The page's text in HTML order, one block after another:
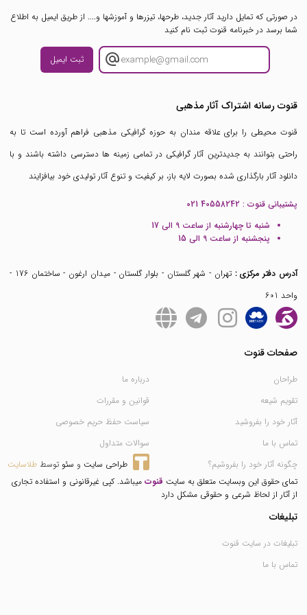
در صورتی که تمایل دارید آثار جدید، طرحها، تیزرها و آموزشها و.... از طریق ایمیل به اطلاع
شما برسد در خبرنامه قنوت ثبت نام کنید
ثبت ایمیل
قنوت رسانه اشتراک آثار مذهبی
قنوت محیطی را برای علاقه مندان به حوزه گرافیکی مذهبی فراهم آورده است تا به
راحتی بتوانند به جدیدترین آثار گرافیکی در تمامی زمینه ها دسترسی داشته باشند و با
دانلود آثار بارگذاری شده بصورت لایه باز، بر کیفیت و تنوع آثار تولیدی خود بیافزایند
پشتیبانی قنوت : 021 40558242
شنبه تا چهارشنبه از ساعت 9 الی 17
پنجشنبه از ساعت 9 الی 15
آدرس دفتر مرکزی :
تهران - شهر گلستان - بلوار گلستان - میدان ارغون - ساختمان 176 -
واحد 601
صفحات قنوت
طراحان
تقویم شیعه
آثار خود را بفروشید
تماس با ما
چگونه آثار خود را بفروشیم؟
درباره ما
قوانین و مقررات
سیاست حفظ حریم خصوصی
سوالات متداول
طراحی سایت و سئو توسط طلاسایت
تمای حقوق این وبسایت متعلق به سایت قنوت میباشد. کپی غیرقانونی و استفاده تجاری
از آثار از لحاظ شرعی و حقوقی مشکل دارد
تبلیغات
تبلیغات در سایت قنوت
تماس با ما